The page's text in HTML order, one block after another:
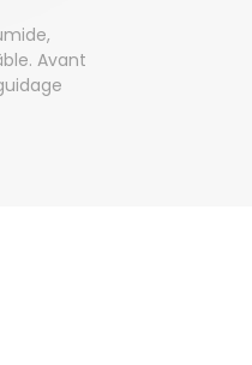
Avant